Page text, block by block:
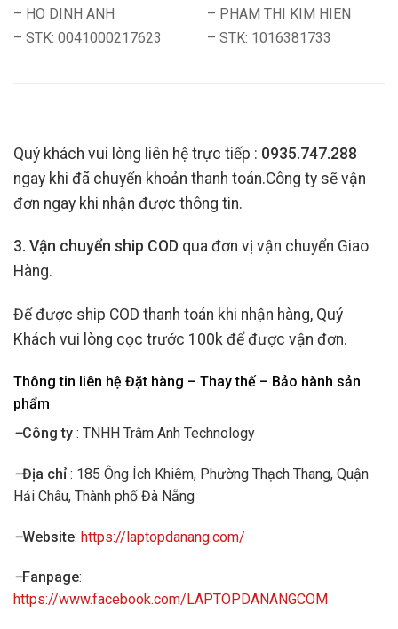
– HO DINH ANH
– STK: 0041000217623
– PHAM THI KIM HIEN
– STK: 1016381733
Quý khách vui lòng liên hệ trực tiếp : 0935.747.288
ngay khi đã chuyển khoản thanh toán.Công ty sẽ vận
đơn ngay khi nhận được thông tin.
3. Vận chuyển ship COD qua đơn vị vận chuyển Giao
Hàng.
Để được ship COD thanh toán khi nhận hàng, Quý
Khách vui lòng cọc trước 100k để được vận đơn.
Thông tin liên hệ Đặt hàng – Thay thế – Bảo hành sản
phẩm
–Công ty : TNHH Trâm Anh Technology
–Địa chỉ : 185 Ông Ích Khiêm, Phường Thạch Thang, Quận
Hải Châu, Thành phố Đà Nẵng
–Website: https://laptopdanang.com/
–Fanpage:
https://www.facebook.com/LAPTOPDANANGCOM